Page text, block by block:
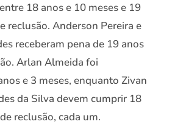
18 anos e 10 meses e 19
reclusão. Anderson Pereira e
receberam pena de 19 anos
Arlan Almeida foi
e 3 meses, enquanto Zivan
da Silva devem cumprir 18
reclusão, cada um.